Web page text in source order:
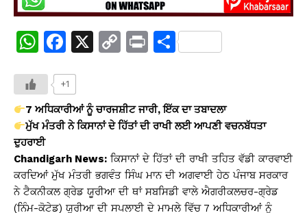
W
at
s
A
p
p
F
c
e
b
o
o
k
X
C
y
Li
n
k
Pr S
e
+1
7 ਅਧਿਕਾਰੀਆਂ ਨੂੰ ਚਾਰਜਸ਼ੀਟ ਜਾਰੀ, ਇੱਕ ਦਾ ਤਬਾਦਲਾ
ਮੁੱਖ ਮੰਤਰੀ ਨੇ ਕਿਸਾਨਾਂ ਦੇ ਹਿੱਤਾਂ ਦੀ ਰਾਖੀ ਲਈ ਆਪਣੀ ਵਚਨਬੱਧਤਾ
ਦੁਹਰਾਈ
Chandigarh News: ਕਿਸਾਨਾਂ ਦੇ ਹਿੱਤਾਂ ਦੀ ਰਾਖੀ ਤਹਿਤ ਵੱਡੀ ਕਾਰਵਾਈ
ਕਰਦਿਆਂ ਮੁੱਖ ਮੰਤਰੀ ਭਗਵੰਤ ਸਿੰਘ ਮਾਨ ਦੀ ਅਗਵਾਈ ਹੇਠ ਪੰਜਾਬ ਸਰਕਾਰ
ਨੇ ਟੈਕਨੀਕਲ ਗ੍ਰੇਡ ਯੂਰੀਆ ਦੀ ਥਾਂ ਸਬਸਿਡੀ ਵਾਲੇ ਐਗਰੀਕਲਚਰ-ਗ੍ਰੇਡ
(ਨਿੰਮ-ਕੋਟੇਡ) ਯੂਰੀਆ ਦੀ ਸਪਲਾਈ ਦੇ ਮਾਮਲੇ ਵਿੱਚ 7 ਅਧਿਕਾਰੀਆਂ ਨੂੰ